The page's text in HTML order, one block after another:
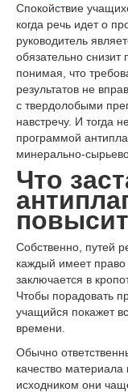
Спокойствие
когда речь идет о
руководитель
обязательно снизит
понимая, что
результатов не
с твердолобыми
навстречу. И тогда
программой
минерально-
Что
Собственно, путей
каждый имеет
заключается в
Чтобы порадовать
учащийся покажет
времени.
Обычно
качество
исходником они